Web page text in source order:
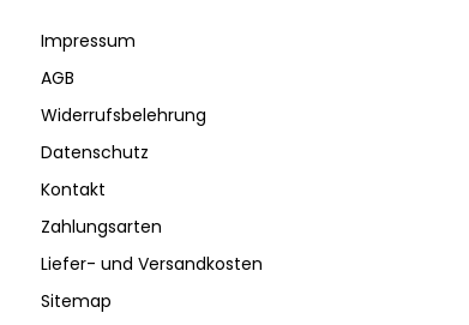
Impressum
AGB
Widerrufsbelehrung
Datenschutz
Kontakt
Zahlungsarten
Liefer- und Versandkosten
Sitemap